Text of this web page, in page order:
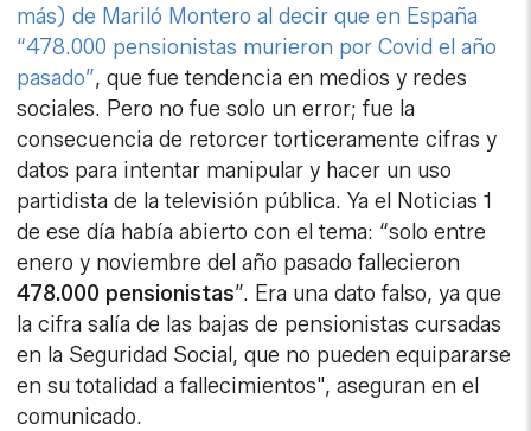
más) de Mariló Montero al decir que en España
“478.000 pensionistas murieron por Covid el año
pasado”, que fue tendencia en medios y redes
sociales. Pero no fue solo un error; fue la
consecuencia de retorcer torticeramente cifras y
datos para intentar manipular y hacer un uso
partidista de la televisión pública. Ya el Noticias 1
de ese día había abierto con el tema: “solo entre
enero y noviembre del año pasado fallecieron
478.000 pensionistas”. Era una dato falso, ya que
la cifra salía de las bajas de pensionistas cursadas
en la Seguridad Social, que no pueden equipararse
en su totalidad a fallecimientos", aseguran en el
comunicado.